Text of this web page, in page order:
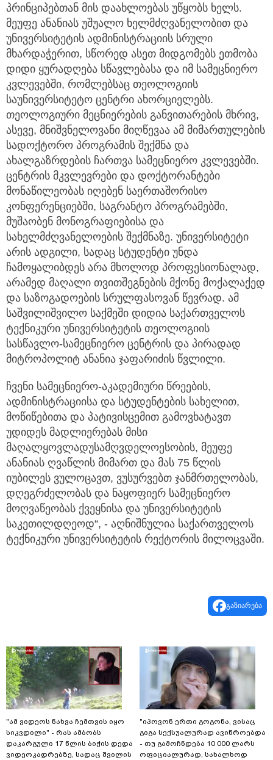
პრინციპებთან მის დაახლოებას უწყობს ხელს.
მეუფე ანანიას უშუალო ხელმძღვანელობით და
უნივერსიტეტის ადმინისტრაციის სრული
მხარდაჭერით, სწორედ ასეთ მიდგომებს ეთმობა
დიდი ყურადღება სწავლებასა და იმ სამეცნიერო
კვლევებში, რომლებსაც თეოლოგიის
საუნივერსიტეტო ცენტრი ახორციელებს.
თეოლოგიური მეცნიერების განვითარების მხრივ,
ასევე, მნიშვნელოვანი მიღწევაა ამ მიმართულების
სადოქტორო პროგრამის შექმნა და
ახალგაზრდების ჩართვა სამეცნიერო კვლევებში.
ცენტრის მკვლევრები და დოქტორანტები
მონაწილეობას იღებენ საერთაშორისო
კონფერენციებში, საგრანტო პროგრამებში,
მუშაობენ მონოგრაფიებისა და
სახელმძღვანელოების შექმნაზე. უნივერსიტეტი
არის ადგილი, სადაც სტუდენტი უნდა
ჩამოყალიბდეს არა მხოლოდ პროფესიონალად,
არამედ მაღალი თვითშეგნების მქონე მოქალაქედ
და საზოგადოების სრულფასოვან წევრად. ამ
საშვილიშვილო საქმეში დიდია საქართველოს
ტექნიკური უნივერსიტეტის თეოლოგიის
სასწავლო-სამეცნიერო ცენტრის და პირადად
მიტროპოლიტ ანანია ჯაფარიძის წვლილი.
ჩვენი სამეცნიერო-აკადემიური წრეების,
ადმინისტრაციისა და სტუდენტების სახელით,
მოწიწებითა და პატივისცემით გამოვხატავთ
უდიდეს მადლიერებას მისი
მაღალყოვლადუსამღვდელოესობის, მეუფე
ანანიას ღვაწლის მიმართ და მას 75 წლის
იუბილეს ვულოცავთ, ვუსურვებთ ჯანმრთელობას,
დღეგრძელობას და ნაყოფიერ სამეცნიერო
მოღვაწეობას ქვეყნისა და უნივერსიტეტის
საკეთილდღეოდ“, - აღნიშნულია საქართველოს
ტექნიკური უნივერსიტეტის რექტორის მილოცვაში.
გაზიარება
"ამ ვიდეოს ნახვა ჩემთვის იყო
სიკვდილი" - რას ამბობს
დაკარგული 17 წლის ბიჭის დედა
ვიდეოკადრებზე, სადაც შვილის
"იპოვონ ერთი გოგონა, ვისაც
გიგა სექსუალურად ავიწროებდა
- თუ გამოჩნდება 10 000 ლარს
ოფიციალურად, სახალხოდ